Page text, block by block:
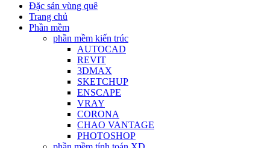
Đặc sản vùng quê
Trang chủ
Phần mềm
phần mềm kiến trúc
AUTOCAD
REVIT
3DMAX
SKETCHUP
ENSCAPE
VRAY
CORONA
CHAO VANTAGE
PHOTOSHOP